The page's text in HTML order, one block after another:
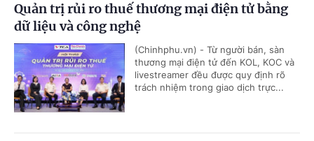
Quản trị rủi ro thuế thương mại điện tử bằng
dữ liệu và công nghệ
(Chinhphu.vn) - Từ người bán, sàn
thương mại điện tử đến KOL, KOC và
livestreamer đều được quy định rõ
trách nhiệm trong giao dịch trực...